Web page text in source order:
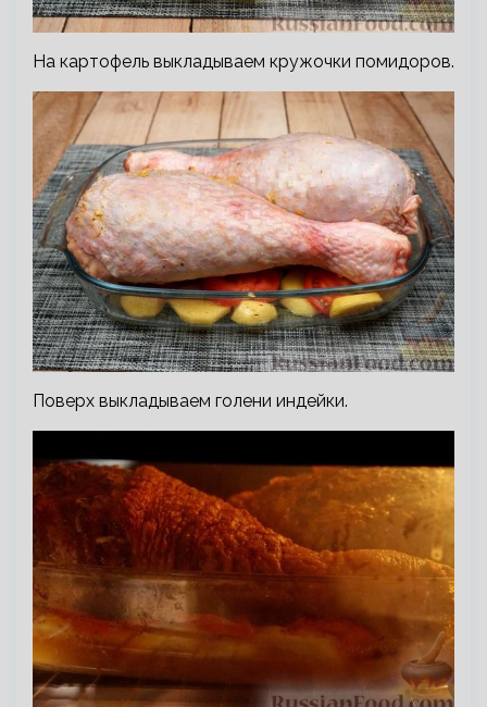
На картофель выкладываем кружочки помидоров.
Поверх выкладываем голени индейки.